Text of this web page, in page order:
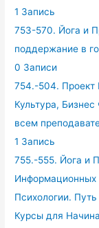
1 Запись
753-570. Йога и
поддержание в
0 Записи
754.-504. Проект
Культура,
всем
1 Запись
755.-555. Йога и
Информационных
Психологии.
Курсы для